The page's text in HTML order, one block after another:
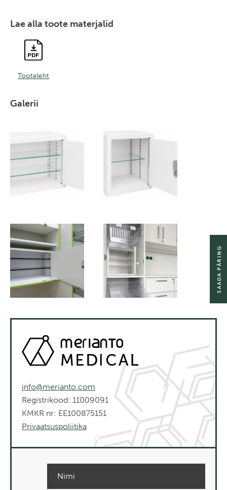
Lae alla toote materjalid
Tooteleht
Galerii
info@merianto.com
Registrikood: 11009091
KMKR nr: EE100875151
Privaatsuspoliitika
SAADA PÄRING